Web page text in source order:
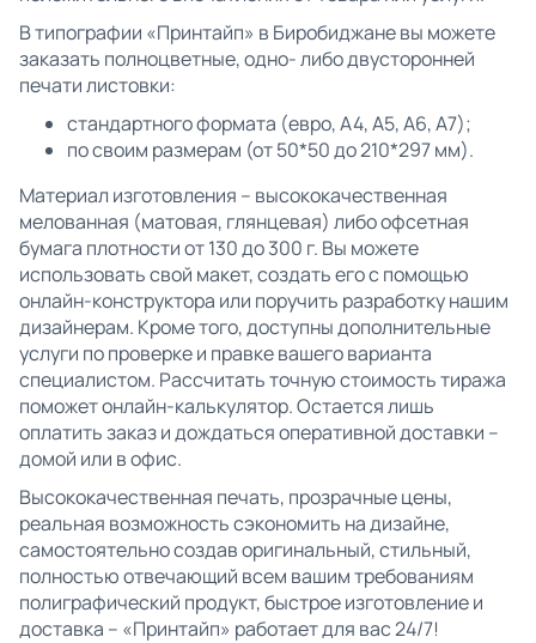
В типографии «Принтайп» в Биробиджане вы можете
заказать полноцветные, одно- либо двусторонней
печати листовки:
стандартного формата (евро, А4, А5, А6, А7);
по своим размерам (от 50*50 до 210*297 мм).
Материал изготовления – высококачественная
мелованная (матовая, глянцевая) либо офсетная
бумага плотности от 130 до 300 г. Вы можете
использовать свой макет, создать его с помощью
онлайн-конструктора или поручить разработку нашим
дизайнерам. Кроме того, доступны дополнительные
услуги по проверке и правке вашего варианта
специалистом. Рассчитать точную стоимость тиража
поможет онлайн-калькулятор. Остается лишь
оплатить заказ и дождаться оперативной доставки –
домой или в офис.
Высококачественная печать, прозрачные цены,
реальная возможность сэкономить на дизайне,
самостоятельно создав оригинальный, стильный,
полностью отвечающий всем вашим требованиям
полиграфический продукт, быстрое изготовление и
доставка – «Принтайп» работает для вас 24/7!